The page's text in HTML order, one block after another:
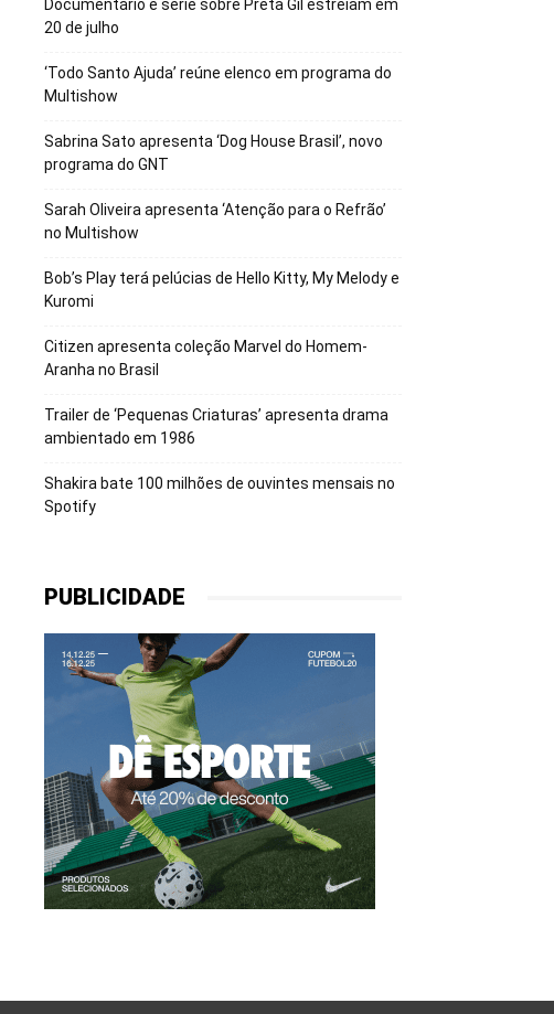
Documentário e série sobre Preta Gil estreiam em
20 de julho
‘Todo Santo Ajuda’ reúne elenco em programa do
Multishow
Sabrina Sato apresenta ‘Dog House Brasil’, novo
programa do GNT
Sarah Oliveira apresenta ‘Atenção para o Refrão’
no Multishow
Bob’s Play terá pelúcias de Hello Kitty, My Melody e
Kuromi
Citizen apresenta coleção Marvel do Homem-
Aranha no Brasil
Trailer de ‘Pequenas Criaturas’ apresenta drama
ambientado em 1986
Shakira bate 100 milhões de ouvintes mensais no
Spotify
PUBLICIDADE